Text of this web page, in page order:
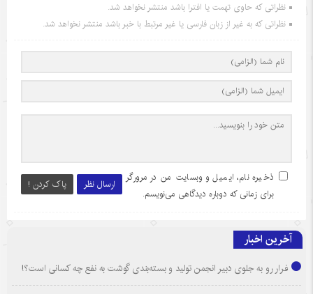
نظراتی که حاوی تهمت یا افترا باشد منتشر نخواهد شد.
نظراتی که به غیر از زبان فارسی یا غیر مرتبط با خبر باشد منتشر نخواهد شد.
ارسال نظر پاک کردن !
ذخیره نام، ایمیل و وبسایت من در مرورگر
برای زمانی که دوباره دیدگاهی می‌نویسم.
آخرین اخبار
فرار رو به جلوی دبیر انجمن تولید و بسته‌بندی گوشت به نفع چه کسانی است؟!